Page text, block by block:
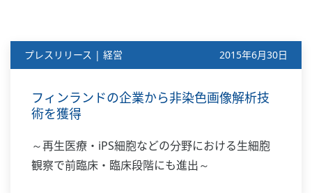
プレスリリース | 経営 2015年6月30日
フィンランドの企業から非染色画像解析技
術を獲得
～再生医療・iPS細胞などの分野における生細胞
観察で前臨床・臨床段階にも進出～